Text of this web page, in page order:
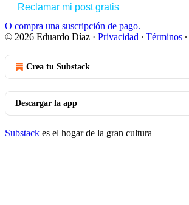
Reclamar mi post gratis
O compra una suscripción de pago.
© 2026 Eduardo Díaz · Privacidad ∙ Términos ∙
Crea tu Substack
Descargar la app
Substack es el hogar de la gran cultura